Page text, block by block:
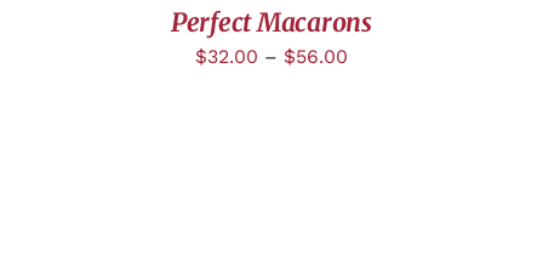
Perfect Macarons
$32.00 – $56.00